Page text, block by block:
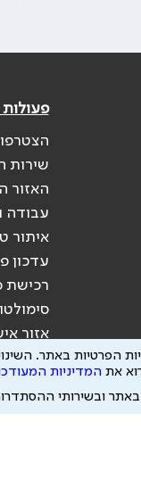
שירות
האזור
עבודה
איתור
עדכון
רכישת
אזור
הפרטיות באתר.
את המדיניות
ובשירותי